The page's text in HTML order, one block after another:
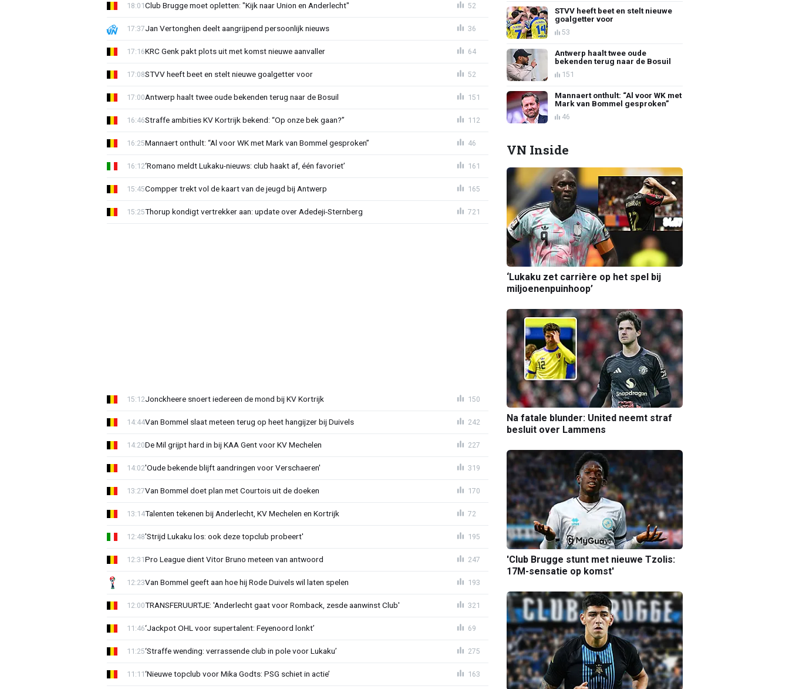
Club Brugge moet opletten: "Kijk naar Union en Anderlecht"
18:01 52
Jan Vertonghen deelt aangrijpend persoonlijk nieuws
17:37 36
KRC Genk pakt plots uit met komst nieuwe aanvaller
17:16 64
STVV heeft beet en stelt nieuwe goalgetter voor
17:08 52
Antwerp haalt twee oude bekenden terug naar de Bosuil
17:00 151
Straffe ambities KV Kortrijk bekend: “Op onze bek gaan?”
16:46 112
Mannaert onthult: “Al voor WK met Mark van Bommel gesproken”
16:25 46
‘Romano meldt Lukaku-nieuws: club haakt af, één favoriet’
16:12 161
Compper trekt vol de kaart van de jeugd bij Antwerp
15:45 165
Thorup kondigt vertrekker aan: update over Adedeji-Sternberg
15:25 721
Jonckheere snoert iedereen de mond bij KV Kortrijk
15:12 150
Van Bommel slaat meteen terug op heet hangijzer bij Duivels
14:44 242
De Mil grijpt hard in bij KAA Gent voor KV Mechelen
14:20 227
'Oude bekende blijft aandringen voor Verschaeren'
14:02 319
Van Bommel doet plan met Courtois uit de doeken
13:27 170
Talenten tekenen bij Anderlecht, KV Mechelen en Kortrijk
13:14 72
'Strijd Lukaku los: ook deze topclub probeert'
12:48 195
Pro League dient Vitor Bruno meteen van antwoord
12:31 247
Van Bommel geeft aan hoe hij Rode Duivels wil laten spelen
12:23 193
TRANSFERUURTJE: 'Anderlecht gaat voor Romback, zesde aanwinst Club'
12:00 321
‘Jackpot OHL voor supertalent: Feyenoord lonkt’
11:46 69
‘Straffe wending: verrassende club in pole voor Lukaku’
11:25 275
‘Nieuwe topclub voor Mika Godts: PSG schiet in actie’
11:11 163
STVV heeft beet en stelt nieuwe
goalgetter voor
53
Antwerp haalt twee oude
bekenden terug naar de Bosuil
151
Mannaert onthult: “Al voor WK met
Mark van Bommel gesproken”
46
VN Inside
‘Lukaku zet carrière op het spel bij
miljoenenpuinhoop’
Na fatale blunder: United neemt straf
besluit over Lammens
'Club Brugge stunt met nieuwe Tzolis:
17M-sensatie op komst'